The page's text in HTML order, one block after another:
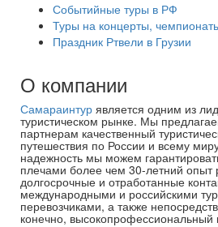
Событийные туры в РФ
Туры на концерты,
Праздник Ртвели в Грузии
О компании
Самараинтур является одним из
туристическом рынке. Мы
партнерам качественный
путешествия по России и всему
надежность мы можем
плечами более чем 30-летний
долгосрочные и отработанные
международными и российскими
перевозчиками, а также
конечно, высокопрофессиональный